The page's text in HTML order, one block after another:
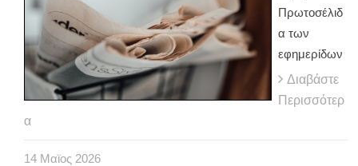
Πρωτοσέλιδ
α των
εφημερίδων
Διαβάστε
Περισσότερ
α
14 Μαϊος 2026